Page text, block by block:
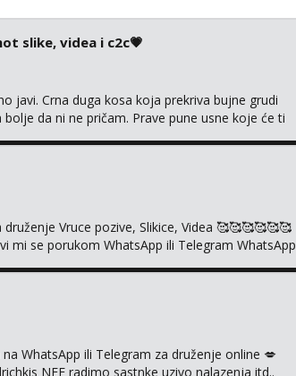
slike, videa i c2c💗
javi. Crna duga kosa koja prekriva bujne grudi
bolje da ni ne pričam. Prave pune usne koje će ti
Vruce pozive, Slikice, Videa 🥰🥰🥰🥰🥰🥰
mi se porukom WhatsApp ili Telegram WhatsApp
WhatsApp ili Telegram za druženje online 💋
NEE radimo sastnke uzivo nalazenja itd..